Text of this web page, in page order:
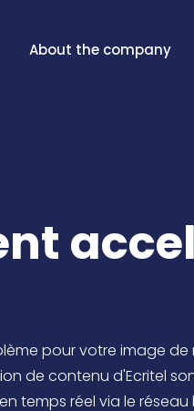
About the company
pour votre image
de contenu d'Ecritel
temps réel via le